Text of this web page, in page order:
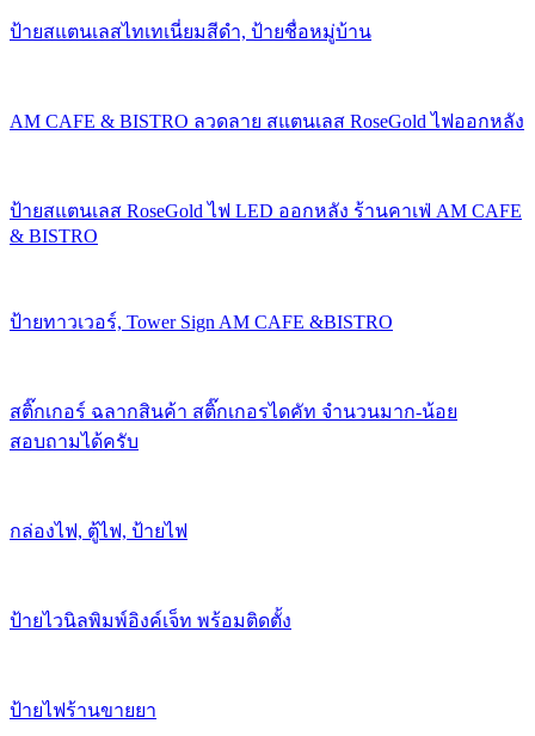
ป้ายสแตนเลสไทเทเนี่ยมสีดำ, ป้ายชื่อหมู่บ้าน
AM CAFE & BISTRO ลวดลาย สแตนเลส RoseGold ไฟออกหลัง
ป้ายสแตนเลส RoseGold ไฟ LED ออกหลัง ร้านคาเฟ่ AM CAFE
& BISTRO
ป้ายทาวเวอร์, Tower Sign AM CAFE &BISTRO
สติ๊กเกอร์ ฉลากสินค้า สติ๊กเกอรไดคัท จำนวนมาก-น้อย
สอบถามได้ครับ
กล่องไฟ, ตู้ไฟ, ป้ายไฟ
ป้ายไวนิลพิมพ์อิงค์เจ็ท พร้อมติดตั้ง
ป้ายไฟร้านขายยา